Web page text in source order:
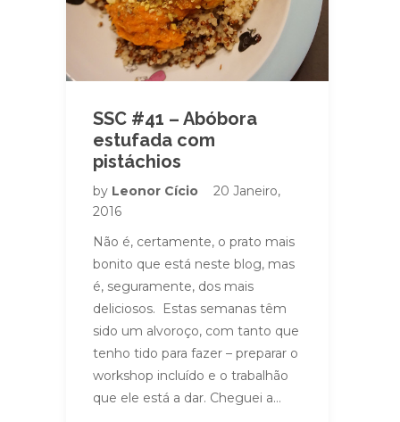
SSC #41 – Abóbora
estufada com
pistáchios
by Leonor Cício
20 Janeiro,
2016
Não é, certamente, o prato mais
bonito que está neste blog, mas
é, seguramente, dos mais
deliciosos. Estas semanas têm
sido um alvoroço, com tanto que
tenho tido para fazer – preparar o
workshop incluído e o trabalhão
que ele está a dar. Cheguei a…